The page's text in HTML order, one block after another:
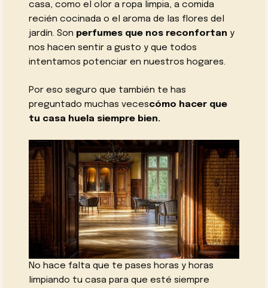
casa, como el olor a ropa limpia, a comida
recién cocinada o el aroma de las flores del
jardín. Son perfumes que nos reconfortan y
nos hacen sentir a gusto y que todos
intentamos potenciar en nuestros hogares.
Por eso seguro que también te has
preguntado muchas vecescómo hacer que
tu casa huela siempre bien.
No hace falta que te pases horas y horas
limpiando tu casa para que esté siempre